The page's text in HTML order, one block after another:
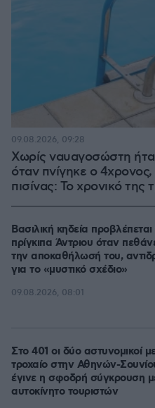
Χωρίς ναυαγοσώστη
όταν πνίγηκε ο
πισίνας: Το χρονικό της
09.08.2026, 09:28
Βασιλική κηδεία
πρίγκιπα Άντριου όταν
την αποκαθήλωσή του,
για το «μυστικό σχέδιο»
09.08.2026, 08:01
Στο 401 οι δύο αστυνομικοί
τροχαίο στην Αθηνών-
έγινε η σφοδρή σύγκρουση
αυτοκίνητο τουριστών